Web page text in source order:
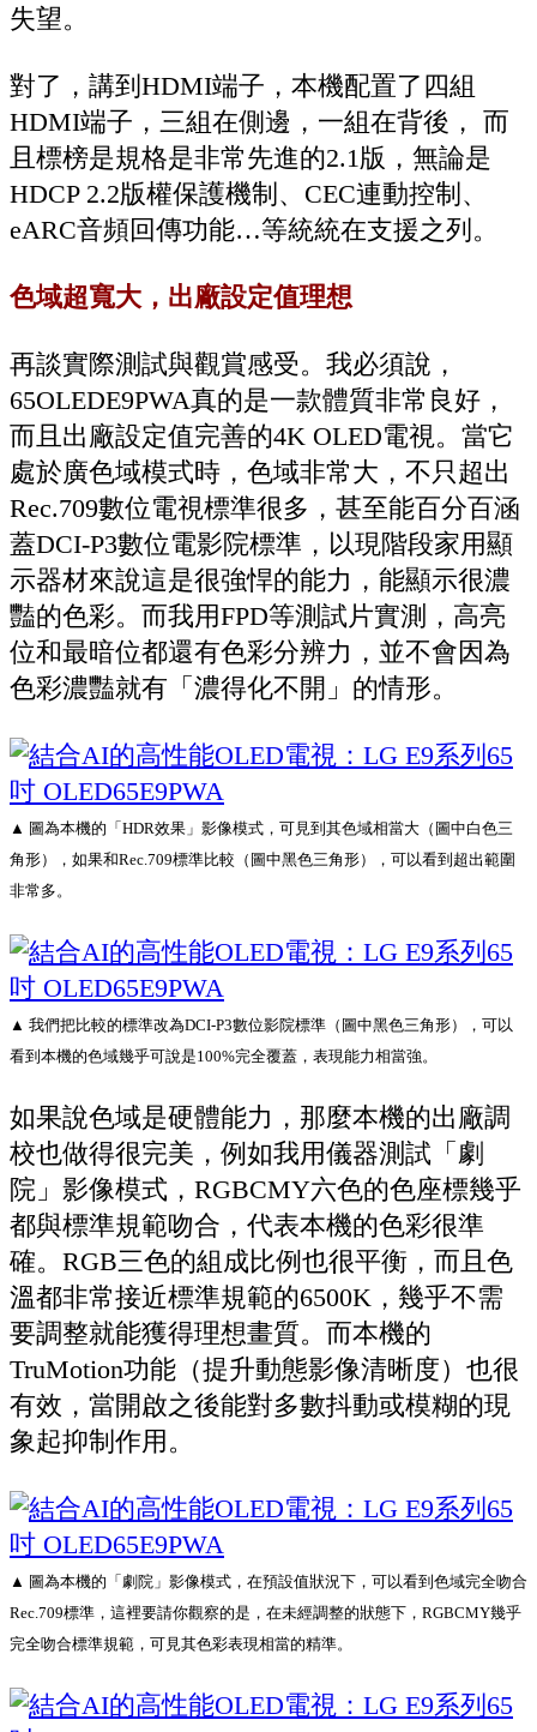
失望。
對了，講到HDMI端子，本機配置了四組
HDMI端子，三組在側邊，一組在背後， 而
且標榜是規格是非常先進的2.1版，無論是
HDCP 2.2版權保護機制、CEC連動控制、
eARC音頻回傳功能…等統統在支援之列。
色域超寬大，出廠設定值理想
再談實際測試與觀賞感受。我必須說，
65OLEDE9PWA真的是一款體質非常良好，
而且出廠設定值完善的4K OLED電視。當它
處於廣色域模式時，色域非常大，不只超出
Rec.709數位電視標準很多，甚至能百分百涵
蓋DCI-P3數位電影院標準，以現階段家用顯
示器材來說這是很強悍的能力，能顯示很濃
豔的色彩。而我用FPD等測試片實測，高亮
位和最暗位都還有色彩分辨力，並不會因為
色彩濃豔就有「濃得化不開」的情形。
▲ 圖為本機的「HDR效果」影像模式，可見到其色域相當大（圖中白色三
角形），如果和Rec.709標準比較（圖中黑色三角形），可以看到超出範圍
非常多。
▲ 我們把比較的標準改為DCI-P3數位影院標準（圖中黑色三角形），可以
看到本機的色域幾乎可說是100%完全覆蓋，表現能力相當強。
如果說色域是硬體能力，那麼本機的出廠調
校也做得很完美，例如我用儀器測試「劇
院」影像模式，RGBCMY六色的色座標幾乎
都與標準規範吻合，代表本機的色彩很準
確。RGB三色的組成比例也很平衡，而且色
溫都非常接近標準規範的6500K，幾乎不需
要調整就能獲得理想畫質。而本機的
TruMotion功能（提升動態影像清晰度）也很
有效，當開啟之後能對多數抖動或模糊的現
象起抑制作用。
▲ 圖為本機的「劇院」影像模式，在預設值狀況下，可以看到色域完全吻合
Rec.709標準，這裡要請你觀察的是，在未經調整的狀態下，RGBCMY幾乎
完全吻合標準規範，可見其色彩表現相當的精準。